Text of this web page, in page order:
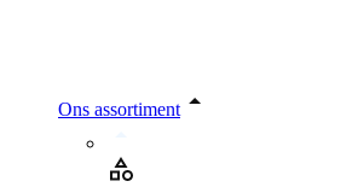
Ons assortiment